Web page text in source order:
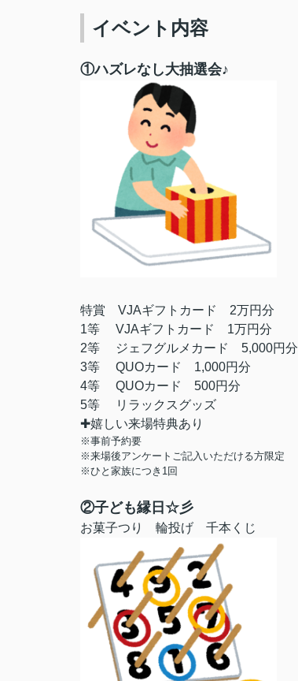
イベント内容
①ハズレなし大抽選会♪
特賞 VJAギフトカード 2万円分
1等 VJAギフトカード 1万円分
2等 ジェフグルメカード 5,000円分
3等 QUOカード 1,000円分
4等 QUOカード 500円分
5等 リラックスグッズ
✚嬉しい来場特典あり
※事前予約要
※来場後アンケートご記入いただける方限定
※ひと家族につき1回
②子ども縁日☆彡
お菓子つり 輪投げ 千本くじ